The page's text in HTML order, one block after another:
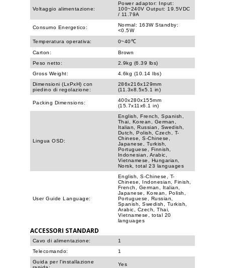
Voltaggio alimentazione:
Power adaptor: Input:
100~240V Output: 19.5VDC
/ 11.79A
Consumo Energetico:
Normal: 163W Standby:
<0.5W
Temperatura operativa:
0~40℃
Carton:
Brown
Peso netto:
2.9kg (6.39 lbs)
Gross Weight:
4.6kg (10.14 lbs)
Dimensioni (LxPxH) con
piedino di regolazione:
286x216x129mm
(11.3x8.5x5.1 in)
Packing Dimensions:
400x280x155mm
(15.7x11x6.1 in)
Lingua OSD:
English, French, Spanish,
Thai, Korean, German,
Italian, Russian, Swedish,
Dutch, Polish, Czech, T-
Chinese, S-Chinese,
Japanese, Turkish,
Portuguese, Finnish,
Indonesian, Arabic,
Vietnamese, Hungarian,
Norsk, total 23 languages
User Guide Language:
English, S-Chinese, T-
Chinese, Indonesian, Finish,
French, German, Italian,
Japanese, Korean, Polish,
Portuguese, Russian,
Spanish, Swedish, Turkish,
Arabic, Czech, Thai,
Vietnamese, total 20
languages
ACCESSORI STANDARD
Cavo di alimentazione:
1
Telecomando:
1
Guida per l'installazione
Yes